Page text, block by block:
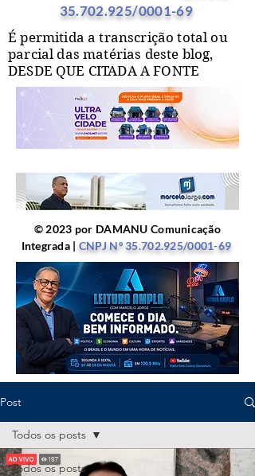
35.702.925/0001-69
É permitida a transcrição total ou
parcial das matérias deste blog,
DESDE QUE CITADA A FONTE
© 2023 por DAMANU Comunicação
Integrada | CNPJ Nº35.702.925/0001-69
Post
Todos os posts
Todos os posts